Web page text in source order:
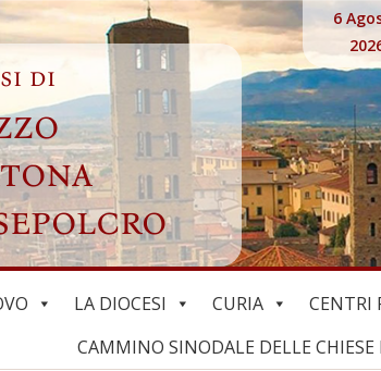
di
6
LA DIOCESI CURIA CENTRI
CAMMINO SINODALE DELLE